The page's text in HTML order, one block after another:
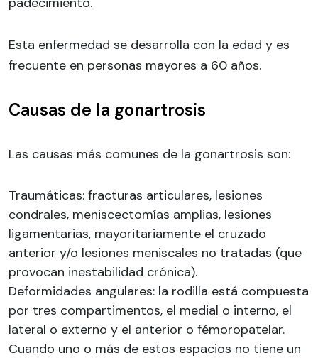
Esta enfermedad se desarrolla con la edad y es
frecuente en personas mayores a 60 años.
Causas de la gonartrosis
Las causas más comunes de la gonartrosis son:
Traumáticas: fracturas articulares, lesiones
condrales, meniscectomías amplias, lesiones
ligamentarias, mayoritariamente el cruzado
anterior y/o lesiones meniscales no tratadas (que
provocan inestabilidad crónica).
Deformidades angulares: la rodilla está compuesta
por tres compartimentos, el medial o interno, el
lateral o externo y el anterior o fémoropatelar.
Cuando uno o más de estos espacios no tiene un